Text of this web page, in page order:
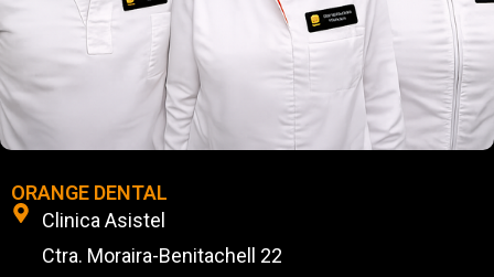
ORANGE DENTAL
Clinica Asistel
Ctra. Moraira-Benitachell 22